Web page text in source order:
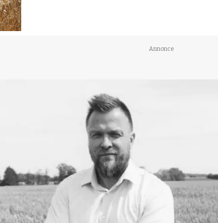
Annonce